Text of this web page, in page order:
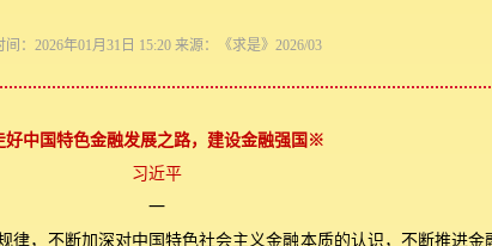
间：2026年01月31日 15:20 来源：《求是》2026/03
好中国特色金融发展之路，建设金融强国※
习近平
一
律，不断加深对中国特色社会主义金融本质的认识，不断推进